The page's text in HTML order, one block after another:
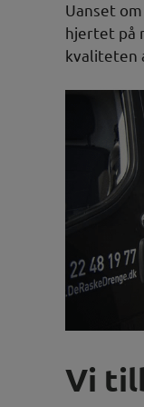
Uanset
hjertet på
kvaliteten
Vi